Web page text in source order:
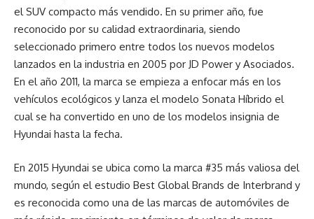
el SUV compacto más vendido. En su primer año, fue
reconocido por su calidad extraordinaria, siendo
seleccionado primero entre todos los nuevos modelos
lanzados en la industria en 2005 por JD Power y Asociados.
En el año 2011, la marca se empieza a enfocar más en los
vehículos ecológicos y lanza el modelo Sonata Híbrido el
cual se ha convertido en uno de los modelos insignia de
Hyundai hasta la fecha.
En 2015 Hyundai se ubica como la marca #35 más valiosa del
mundo, según el estudio Best Global Brands de Interbrand y
es reconocida como una de las marcas de automóviles de